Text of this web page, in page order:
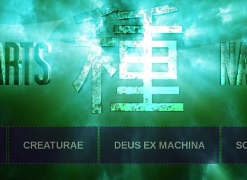
CREATURAE DEUS EX MACHINA